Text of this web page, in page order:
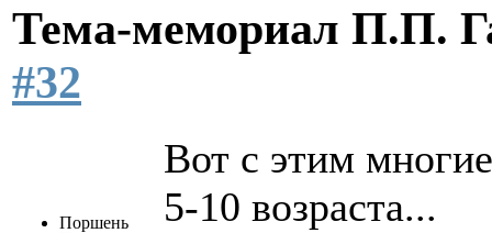
Тема-мемориал П.П.
#32
Поршень
Вот с этим
5-10 возраста...